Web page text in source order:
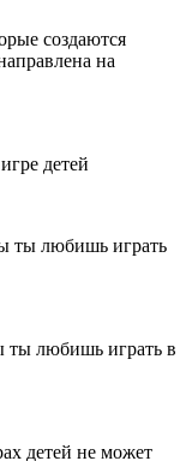
создаются
на
детей
ты любишь играть
ты любишь играть в
детей не может